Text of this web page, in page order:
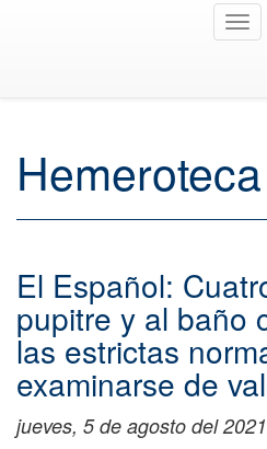
Hemeroteca
El Español:
pupitre y al baño
las estrictas
examinarse de
jueves, 5 de agosto del 2021